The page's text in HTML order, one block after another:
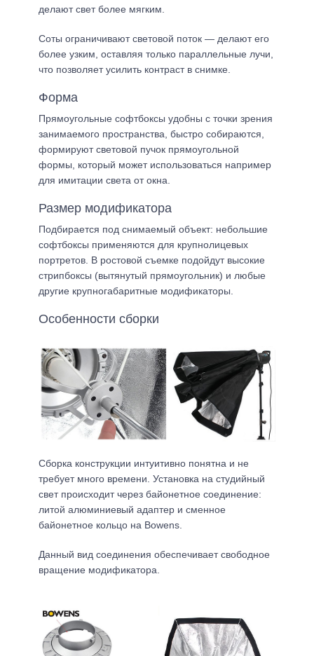
делают свет более мягким.
Соты ограничивают световой поток — делают его
более узким, оставляя только параллельные лучи,
что позволяет усилить контраст в снимке.
Форма
Прямоугольные софтбоксы удобны с точки зрения
занимаемого пространства, быстро собираются,
формируют световой пучок прямоугольной
формы, который может использоваться например
для имитации света от окна.
Размер модификатора
Подбирается под снимаемый объект: небольшие
софтбоксы применяются для крупнолицевых
портретов. В ростовой съемке подойдут высокие
стрипбоксы (вытянутый прямоугольник) и любые
другие крупногабаритные модификаторы.
Особенности сборки
Сборка конструкции интуитивно понятна и не
требует много времени. Установка на студийный
свет происходит через байонетное соединение:
литой алюминиевый адаптер и сменное
байонетное кольцо на Bowens.
Данный вид соединения обеспечивает свободное
вращение модификатора.